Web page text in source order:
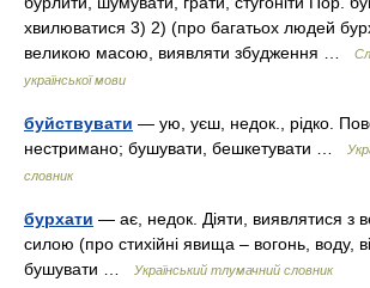
хвилюватися 3) 2) (про багатьох людей
великою масою, виявляти збудження …
української мови
буйствувати — ую, уєш, недок., рідко.
нестримано; бушувати, бешкетувати …
словник
бурхати — ає, недок. Діяти, виявлятися з
силою (про стихійні явища – вогонь, воду,
бушувати …
Український тлумачний словник